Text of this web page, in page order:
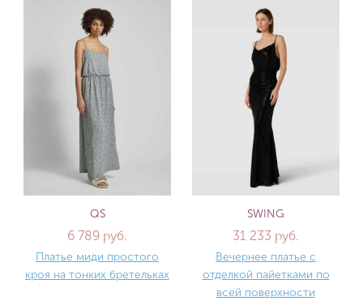
QS
6 789 руб.
Платье миди простого
кроя на тонких бретельках
SWING
31 233 руб.
Вечернее платье с
отделкой пайетками по
всей поверхности